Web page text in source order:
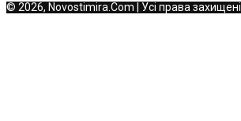
© 2026, Novostimira.Com | Усі права захищені